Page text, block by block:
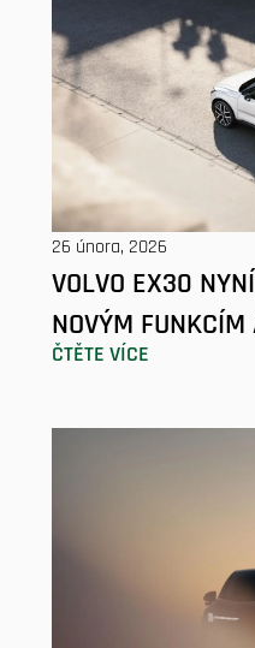
26 února, 2026
VOLVO EX30
NOVÝM FUNKCÍM
VYLEPŠENÍM NA
ČTĚTE VÍCE